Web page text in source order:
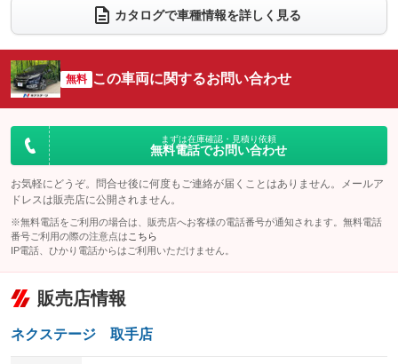
電動リアゲート フロントカメラ
：装備あり
：装備なし ：装備あり
サイドカメラ
：装備あり ルーフレール
：装備なし
：装備なし
：装備なし
カタログで車種情報を詳しく見る
無料 この車両に関するお問い合わせ
まずは在庫確認・見積り依頼
無料電話でお問い合わせ
お気軽にどうぞ。問合せ後に何度もご連絡が届くことはありません。メールア
ドレスは販売店に公開されません。
※無料電話をご利用の場合は、販売店へお客様の電話番号が通知されます。無料電話
番号ご利用の際の注意点は こちら
IP電話、ひかり電話からはご利用いただけません。
販売店情報
ネクステージ 取手店